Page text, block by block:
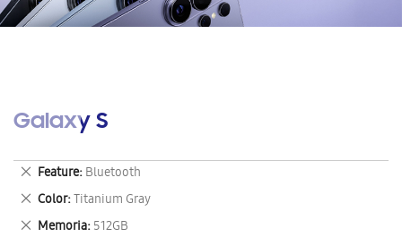
Galaxy S
Feature Bluetooth
Eliminar
este
artículo
Color Titanium Gray
Eliminar
este
Memoria 512GB
Eliminar